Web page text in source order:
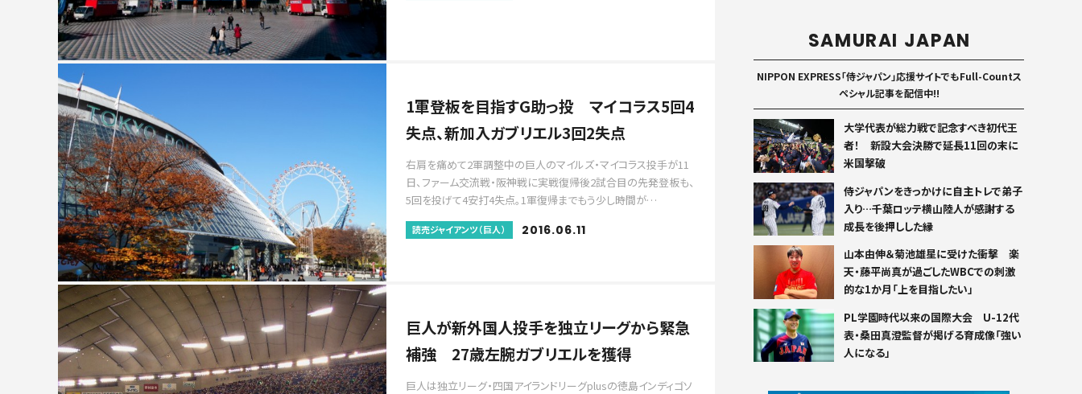
1軍登板を目指すG助っ投 マイコラス5回4
失点、新加入ガブリエル3回2失点
右肩を痛めて2軍調整中の巨人のマイルズ・マイコラス投手が11
日、ファーム交流戦・阪神戦に実戦復帰後2試合目の先発登板も、
5回を投げて4安打4失点。1軍復帰までもう少し時間が…
読売ジャイアンツ（巨人） 2016.06.11
巨人が新外国人投手を独立リーグから緊急
補強 27歳左腕ガブリエルを獲得
巨人は独立リーグ・四国アイランドリーグplusの徳島インディゴソ
SAMURAI JAPAN
NIPPON EXPRESS「侍ジャパン」応援サイトでもFull-Countス
ペシャル記事を配信中!!
大学代表が総力戦で記念すべき初代王
者！ 新設大会決勝で延長11回の末に
米国撃破
侍ジャパンをきっかけに自主トレで弟子
入り…千葉ロッテ横山陸人が感謝する
成長を後押しした縁
山本由伸＆菊池雄星に受けた衝撃 楽
天・藤平尚真が過ごしたWBCでの刺激
的な1か月「上を目指したい」
PL学園時代以来の国際大会 U-12代
表・桑田真澄監督が掲げる育成像「強い
人になる」